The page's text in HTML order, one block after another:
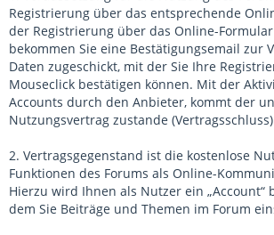
Registrierung über das entsprechende
der Registrierung über das Online-
bekommen Sie eine Bestätigungsemail zur
Daten zugeschickt, mit der Sie Ihre
Mouseclick bestätigen können. Mit der
Accounts durch den Anbieter, kommt der
Nutzungsvertrag zustande
2. Vertragsgegenstand ist die kostenlose
Funktionen des Forums als Online-
Hierzu wird Ihnen als Nutzer ein „Account“
dem Sie Beiträge und Themen im Forum